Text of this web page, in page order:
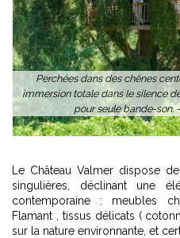
Perchées dans des chênes
immersion totale dans le silence
pour seule bande-son.
Le Château Valmer dispose
singulières, déclinant une
contemporaine : meubles
Flamant , tissus délicats (
sur la nature environnante, et